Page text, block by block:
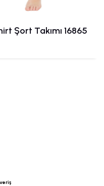
Şort Takımı 16865